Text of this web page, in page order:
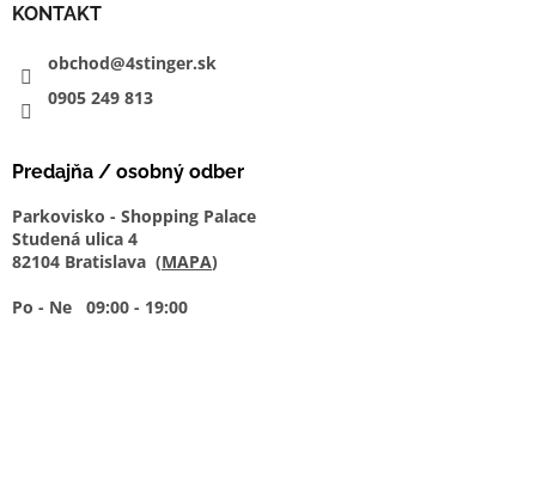
KONTAKT
obchod@4stinger.sk
0905 249 813
Predajňa / osobný odber
Parkovisko - Shopping Palace
Studená ulica 4
82104 Bratislava (MAPA)
Po - Ne 09:00 - 19:00